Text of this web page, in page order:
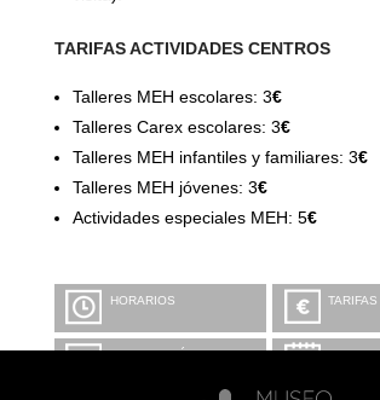
TARIFAS ACTIVIDADES CENTROS
Talleres MEH escolares: 3€
Talleres Carex escolares: 3€
Talleres MEH infantiles y familiares: 3€
Talleres MEH jóvenes: 3€
Actividades especiales MEH: 5€
HORARIOS TARIFAS
INFORMACIÓN Y